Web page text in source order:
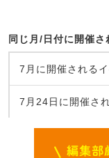
同じ月/日付に開催
7月に開催される
7月24日に開催さ